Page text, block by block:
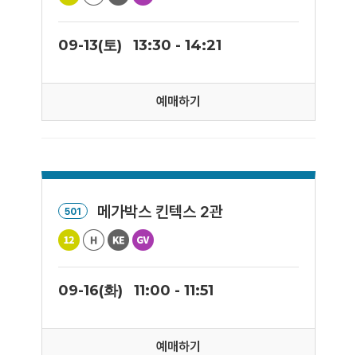
09-13(토) 13:30 - 14:21
예매하기
501 메가박스 킨텍스 2관
09-16(화) 11:00 - 11:51
예매하기